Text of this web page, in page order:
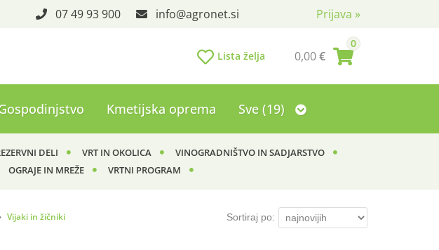
Prijava »
07 49 93 900 info agronet.si
0
0,00€
Lista želja
Kmetijska oprema Sve (19)
DELI VRT IN OKOLICA
VINOGRADNIŠTVO IN SADJARSTVO
OGRAJE IN MREŽE VRTNI PROGRAM
Vijaki in žičniki Sortiraj po: